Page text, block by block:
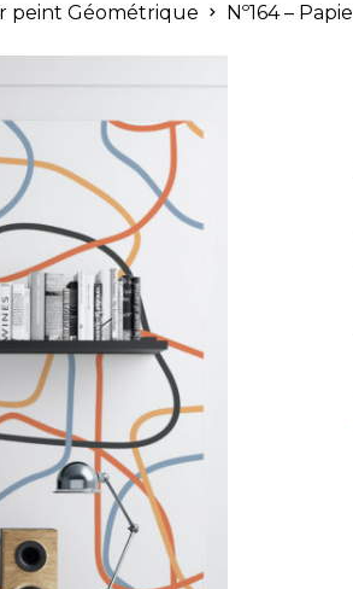
peint Géométrique Nº164 –